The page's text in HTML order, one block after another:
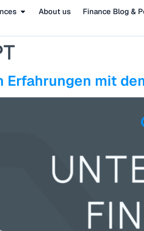
About us Finance Blog &
Erfahrungen mit